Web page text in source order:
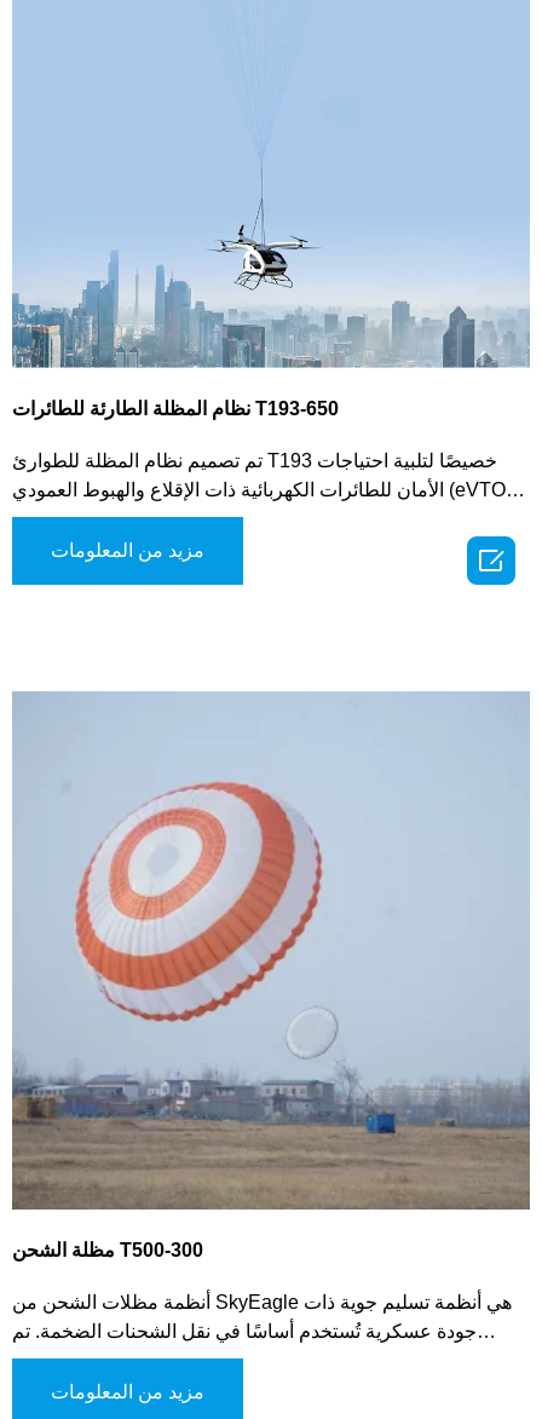
نظام المظلة الطارئة للطائرات T193-650
تم تصميم نظام المظلة للطوارئ T193 خصيصًا لتلبية احتياجات
الأمان للطائرات الكهربائية ذات الإقلاع والهبوط العمودي (eVTOL)،
والطائرات متعددة المحركات ذات الارتفاع المنخفض، والمركبات
الجوية المشابهة. يستخدم هذا النظام المتطور آلية طرد الغاز لنشر
المظلة، مما يوفر تنشيطًا سريعًا وموثوقًا في الحالات الحرجة. يوفر
مزيد من المعلومات
مظلة الشحن T500-300
أنظمة مظلات الشحن من SkyEagle هي أنظمة تسليم جوية ذات
جودة عسكرية تُستخدم أساسًا في نقل الشحنات الضخمة. تم
تصميمها لاستقرار وتبطيء الحمل أثناء الهبوط، مما يضمن تسليمًا
آمنًا وفعالًا من الطائرة. ومع ذلك، فإن نظام مظلات الشحن لدينا
مزيد من المعلومات
